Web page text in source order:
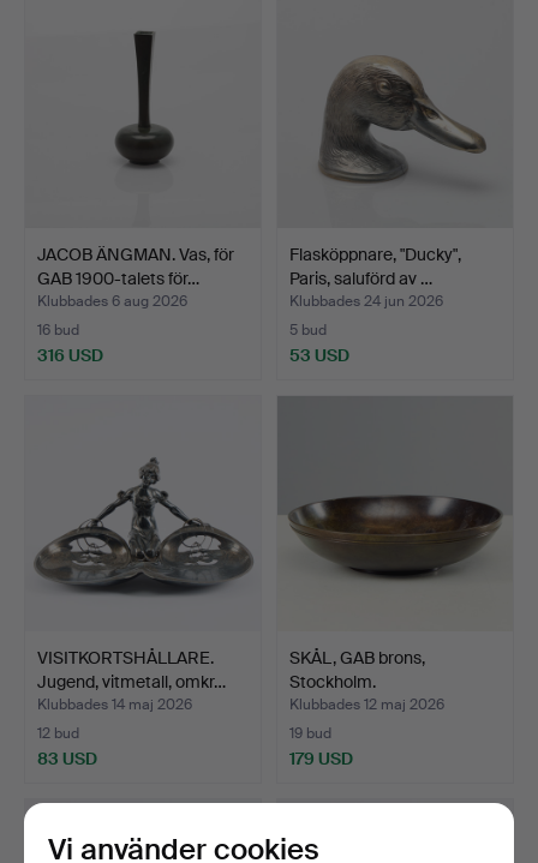
JACOB ÄNGMAN. Vas, för
GAB 1900-talets för…
Klubbades 6 aug 2026
16 bud
316 USD
Flasköppnare, "Ducky",
Paris, saluförd av …
Klubbades 24 jun 2026
5 bud
53 USD
VISITKORTSHÅLLARE.
Jugend, vitmetall, omkr…
Klubbades 14 maj 2026
12 bud
83 USD
SKÅL, GAB brons,
Stockholm.
Klubbades 12 maj 2026
19 bud
179 USD
Vi använder cookies